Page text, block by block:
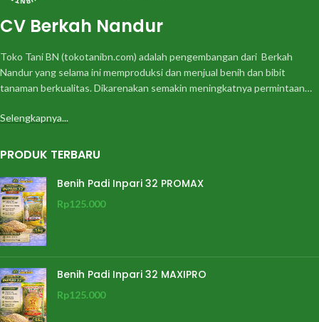
CV Berkah Nandur
Toko Tani BN (tokotanibn.com) adalah pengembangan dari Berkah
Nandur yang selama ini memproduksi dan menjual benih dan bibit
tanaman berkualitas. Dikarenakan semakin meningkatnya permintaan…
Selengkapnya...
PRODUK TERBARU
Benih Padi Inpari 32 PROMAX
Rp125.000
Benih Padi Inpari 32 MAXIPRO
Rp125.000